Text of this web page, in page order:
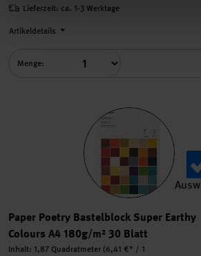
Lieferzeit: ca. 1-3 Werktage
Artikeldetails
Menge:
Paper Poetry Bastelblock Super Earthy
Colours A4 180g/m² 30 Blatt
Inhalt: 1,87 Quadratmeter (6,41 €* / 1